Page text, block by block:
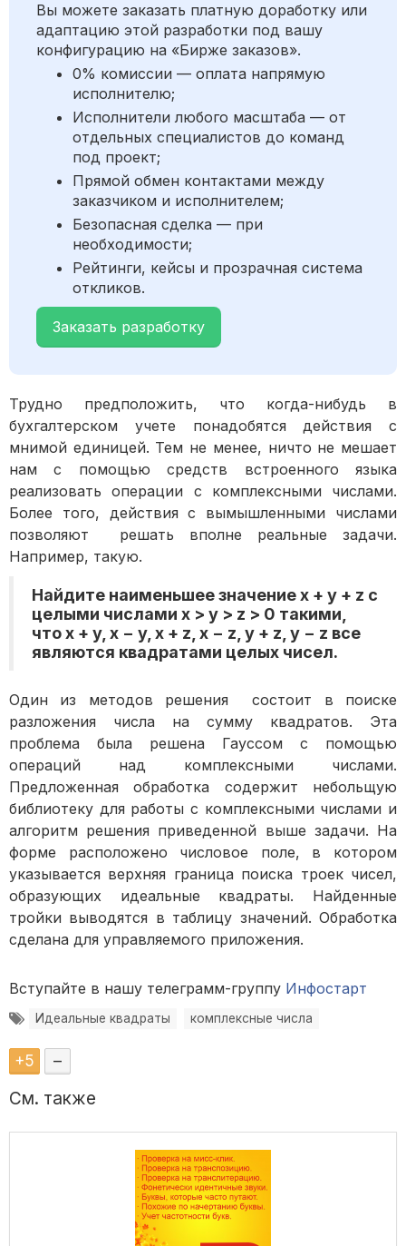
Вы можете заказать платную доработку или
адаптацию этой разработки под вашу
конфигурацию на «Бирже заказов».
0% комиссии — оплата напрямую
исполнителю;
Исполнители любого масштаба — от
отдельных специалистов до команд
под проект;
Прямой обмен контактами между
заказчиком и исполнителем;
Безопасная сделка — при
необходимости;
Рейтинги, кейсы и прозрачная система
откликов.
Заказать разработку
Трудно предположить, что когда-нибудь в
бухгалтерском учете понадобятся действия с
мнимой единицей. Тем не менее, ничто не мешает
нам с помощью средств встроенного языка
реализовать операции с комплексными числами.
Более того, действия с вымышленными числами
позволяют решать вполне реальные задачи.
Например, такую.
Найдите наименьшее значение x + y + z с
целыми числами x > y > z > 0 такими,
что x + y, x − y, x + z, x − z, y + z, y − z все
являются квадратами целых чисел.
Один из методов решения состоит в поиске
разложения числа на сумму квадратов. Эта
проблема была решена Гауссом с помощью
операций над комплексными числами.
Предложенная обработка содержит небольщую
библиотеку для работы с комплексными числами и
алгоритм решения приведенной выше задачи. На
форме расположено числовое поле, в котором
указывается верхняя граница поиска троек чисел,
образующих идеальные квадраты. Найденные
тройки выводятся в таблицу значений. Обработка
сделана для управляемого приложения.
Вступайте в нашу телеграмм-группу Инфостарт
Идеальные квадраты комплексные числа
+5 –
См. также